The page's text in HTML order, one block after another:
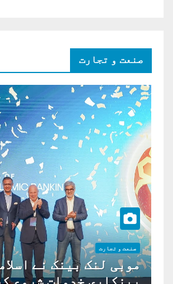
صنعت و تجارت
صنعت و تجارت
موبی لنک بینک نے